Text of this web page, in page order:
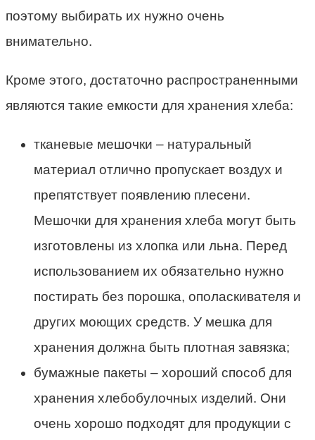
поэтому выбирать их нужно очень
внимательно.
Кроме этого, достаточно распространенными
являются такие емкости для хранения хлеба:
тканевые мешочки – натуральный
материал отлично пропускает воздух и
препятствует появлению плесени.
Мешочки для хранения хлеба могут быть
изготовлены из хлопка или льна. Перед
использованием их обязательно нужно
постирать без порошка, ополаскивателя и
других моющих средств. У мешка для
хранения должна быть плотная завязка;
бумажные пакеты – хороший способ для
хранения хлебобулочных изделий. Они
очень хорошо подходят для продукции с